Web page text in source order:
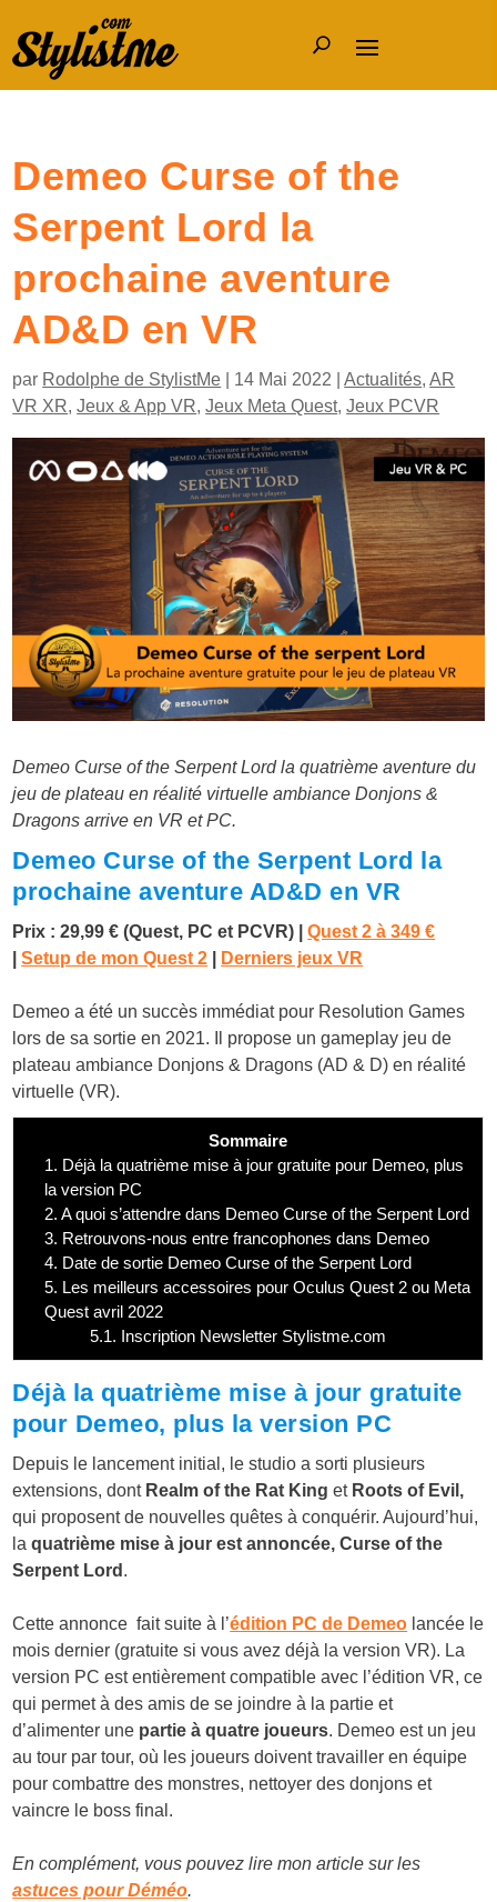
Demeo Curse of the
Serpent Lord la
prochaine aventure
AD&D en VR
par Rodolphe de StylistMe 14 Mai 2022 |Actualités,AR
VR XR,Jeux & App VR,Jeux Meta Quest,Jeux PCVR
Demeo Curse of the Serpent Lord la quatrième aventure du
jeu de plateau en réalité virtuelle ambiance Donjons &
Dragons arrive en VR et PC.
Demeo Curse of the Serpent Lord la
prochaine aventure AD&D en VR
Prix : 29,99 € (Quest, PC et PCVR) |Quest 2 à 349 €
|Setup de mon Quest 2 Derniers jeux VR
Demeo a été un succès immédiat pour Resolution Games
lors de sa sortie en 2021. Il propose un gameplay jeu de
plateau ambiance Donjons & Dragons (AD & D) en réalité
virtuelle (VR).
Sommaire
1. Déjà la quatrième mise à jour gratuite pour Demeo, plus
la version PC
2. A quoi s’attendre dans Demeo Curse of the Serpent Lord
3. Retrouvons-nous entre francophones dans Demeo
4. Date de sortie Demeo Curse of the Serpent Lord
5. Les meilleurs accessoires pour Oculus Quest 2 ou Meta
Quest avril 2022
5.1. Inscription Newsletter Stylistme.com
Déjà la quatrième mise à jour gratuite
pour Demeo, plus la version PC
Depuis le lancement initial, le studio a sorti plusieurs
extensions, dont Realm of the Rat King et Roots of Evil,
qui proposent de nouvelles quêtes à conquérir. Aujourd’hui,
laquatrième mise à jour est annoncée, Curse of the
Serpent Lord .
Cette annonce fait suite à l’édition PC de Demeo lancée le
mois dernier (gratuite si vous avez déjà la version VR). La
version PC est entièrement compatible avec l’édition VR, ce
qui permet à des amis de se joindre à la partie et
d’alimenter une partie à quatre joueurs. Demeo est un jeu
au tour par tour, où les joueurs doivent travailler en équipe
pour combattre des monstres, nettoyer des donjons et
vaincre le boss final.
En complément, vous pouvez lire mon article sur les
astuces pour Déméo.